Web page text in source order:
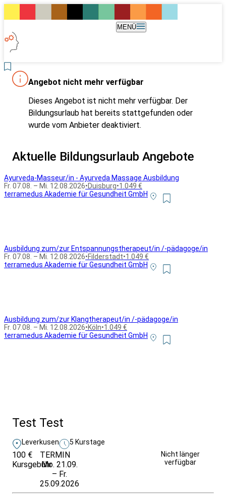
MENÜ
Angebot nicht mehr verfügbar
Dieses Angebot ist nicht mehr verfügbar. Der
Bildungsurlaub hat bereits stattgefunden oder
wurde vom Anbieter deaktiviert.
Aktuelle Bildungsurlaub Angebote
Ayurveda-Masseur/in - Ayurveda Massage Ausbildung
Fr. 07.08. – Mi. 12.08.2026•Duisburg•1.049 €
terramedus Akademie für Gesundheit GmbH
Ausbildung zum/zur Entspannungstherapeut/in /-pädagoge/in
Fr. 07.08. – Mi. 12.08.2026•Filderstadt•1.049 €
terramedus Akademie für Gesundheit GmbH
Ausbildung zum/zur Klangtherapeut/in /-pädagoge/in
Fr. 07.08. – Mi. 12.08.2026•Köln•1.049 €
terramedus Akademie für Gesundheit GmbH
Test Test
Leverkusen 5 Kurstage
100 €
Kursgebühr
TERMIN
Mo. 21.09.
– Fr.
25.09.2026
Nicht länger
verfügbar